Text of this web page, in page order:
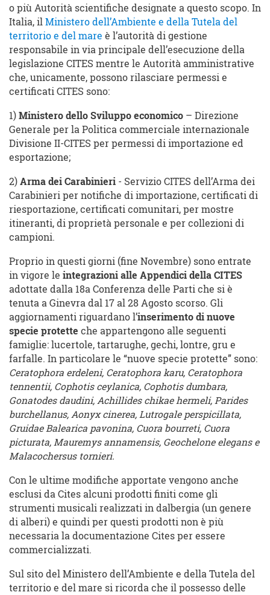
o più Autorità scientifiche designate a questo scopo. In
Italia, il Ministero dell’Ambiente e della Tutela del
territorio e del mare è l’autorità di gestione
responsabile in via principale dell’esecuzione della
legislazione CITES mentre le Autorità amministrative
che, unicamente, possono rilasciare permessi e
certificati CITES sono:
1) Ministero dello Sviluppo economico – Direzione
Generale per la Politica commerciale internazionale
Divisione II-CITES per permessi di importazione ed
esportazione;
2) Arma dei Carabinieri - Servizio CITES dell’Arma dei
Carabinieri per notifiche di importazione, certificati di
riesportazione, certificati comunitari, per mostre
itineranti, di proprietà personale e per collezioni di
campioni.
Proprio in questi giorni (fine Novembre) sono entrate
in vigore le integrazioni alle Appendici della CITES
adottate dalla 18a Conferenza delle Parti che si è
tenuta a Ginevra dal 17 al 28 Agosto scorso. Gli
aggiornamenti riguardano l’inserimento di nuove
specie protette che appartengono alle seguenti
famiglie: lucertole, tartarughe, gechi, lontre, gru e
farfalle. In particolare le “nuove specie protette” sono:
Ceratophora erdeleni, Ceratophora karu, Ceratophora
tennentii, Cophotis ceylanica, Cophotis dumbara,
Gonatodes daudini, Achillides chikae hermeli, Parides
burchellanus, Aonyx cinerea, Lutrogale perspicillata,
Gruidae Balearica pavonina, Cuora bourreti, Cuora
picturata, Mauremys annamensis, Geochelone elegans e
Malacochersus tornieri.
Con le ultime modifiche apportate vengono anche
esclusi da Cites alcuni prodotti finiti come gli
strumenti musicali realizzati in dalbergia (un genere
di alberi) e quindi per questi prodotti non è più
necessaria la documentazione Cites per essere
commercializzati.
Sul sito del Ministero dell’Ambiente e della Tutela del
territorio e del mare si ricorda che il possesso delle